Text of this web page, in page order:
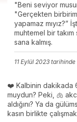
"Beni seviyor
"Gerçekten
yapamaz mıyız?”
muhtemel bir
sana kalmış.
11 Eylül 2023 tarihinde
❤️ Kalbinin dakikada
muydun? Peki, 🫁
aldığını? Ya da
kasın birlikte